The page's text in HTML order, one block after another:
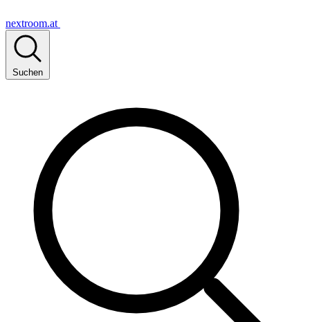
nextroom.at
Suchen